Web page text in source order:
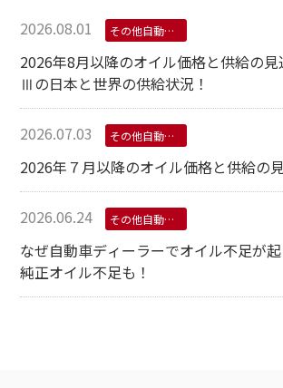
2026.08.01 その他自動車用オイル
2026年8月以降のオイル価格と供給の
Ⅲの日本と世界の供給状況！
2026.07.03 その他自動車用オイル
2026年７月以降のオイル価格と供給の
2026.06.24 その他自動車用オイル
なぜ自動車ディーラーでオイル不足が
純正オイル不足も！